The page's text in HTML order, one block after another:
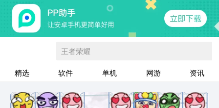
王者荣耀
精选 软件 单机 网游 资讯